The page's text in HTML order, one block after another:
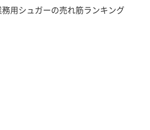
用シュガーの売れ筋ランキング